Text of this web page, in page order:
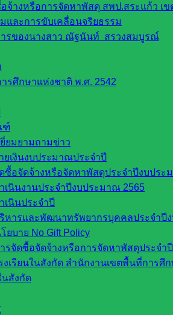
จ้างหรือการจัดหาพัสดุ สพป.สระแก้ว เข
และการขับเคลื่อนจริยธรรม
ารของนางสาว ณัฐนันท์ สรวงสมบูรณ์
ศึกษาแห่งชาติ พ.ศ. 2542
ฑ์
ยี่ยมยามถามข่าว
ยเงินงบประมาณประจำปี
ซื้อจัดจ้างหรือจัดหาพัสดุประจำปีงบปร
เนินงานประจำปีงบประมาณ 2565
เนินประจำปี
หารและพัฒนาทรัพยากรบุคคลประจำปี
ยบาย No Gift Policy
รจัดซื้อจัดจ้างหรือการจัดหาพัสดุประจำ
งเรียนในสังกัด สำนักงานเขตพื้นที่การศึ
นสังกัด